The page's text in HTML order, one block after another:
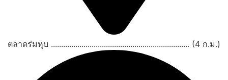
ตลาดร่มหุบ .................................................................... (4 ก.ม.)